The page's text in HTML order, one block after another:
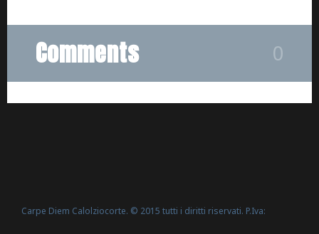
Comments 0
Carpe Diem Calolziocorte. © 2015 tutti i diritti riservati. P.Iva: